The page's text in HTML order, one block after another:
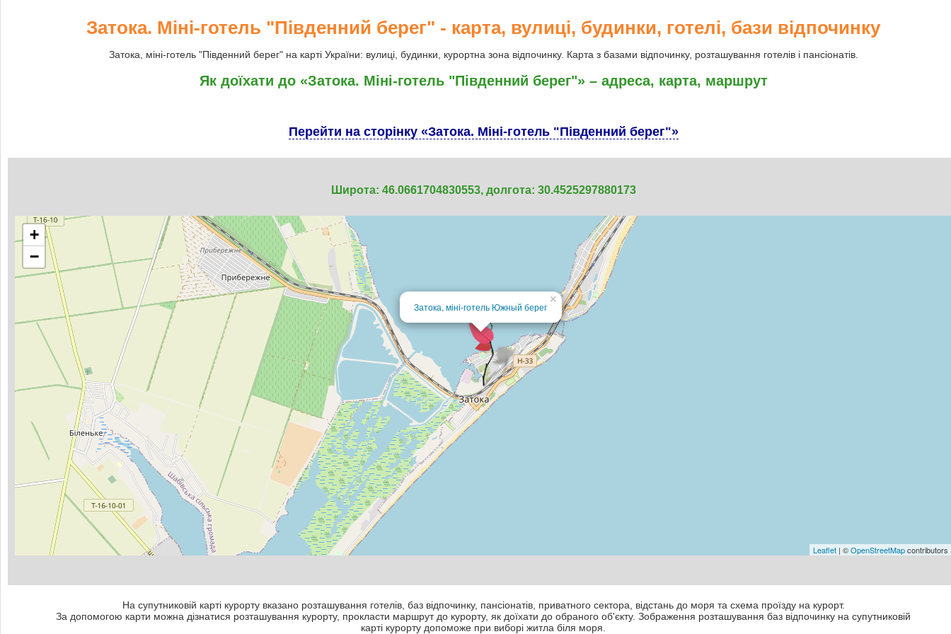
Затока. Міні-готель "Південний берег" - карта, вулиці, будинки, готелі, бази відпочинку
Затока, міні-готель "Південний берег" на карті України: вулиці, будинки, курортна зона відпочинку. Карта з базами відпочинку, розташування готелів і пансіонатів.
Як доїхати до «Затока. Міні-готель "Південний берег"» – адреса, карта, маршрут
Перейти на сторінку «Затока. Міні-готель "Південний берег"»
Широта: 46.0661704830553, долгота: 30.4525297880173
Затока, міні-готель Южный берег
×
+
−
Leaflet | ©OpenStreetMapcontributors
На супутниковій карті курорту вказано розташування готелів, баз відпочинку, пансіонатів, приватного сектора, відстань до моря та схема проїзду на курорт.
За допомогою карти можна дізнатися розташування курорту, прокласти маршрут до курорту, як доїхати до обраного об'єкту. Зображення розташування баз відпочинку на супутниковій
карті курорту допоможе при виборі житла біля моря.